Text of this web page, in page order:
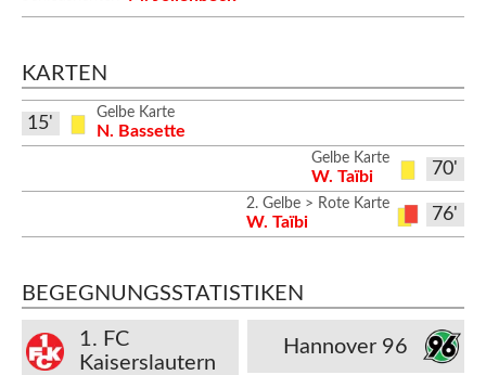
KARTEN
Gelbe Karte
N. Bassette
15'
70'
Gelbe Karte
W. Taïbi
76'
2. Gelbe > Rote Karte
W. Taïbi
BEGEGNUNGSSTATISTIKEN
1. FC
Kaiserslautern
Hannover 96